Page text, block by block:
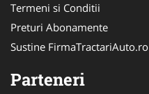
Termeni si Conditii
Preturi Abonamente
Sustine FirmaTractariAuto.ro
Parteneri